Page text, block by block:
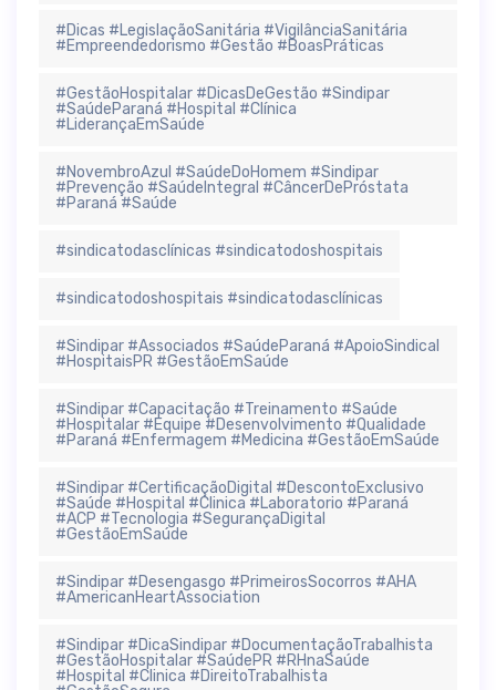
#Dicas #LegislaçãoSanitária #VigilânciaSanitária
#Empreendedorismo #Gestão #BoasPráticas
#GestãoHospitalar #DicasDeGestão #Sindipar
#SaúdeParaná #Hospital #Clínica
#LiderançaEmSaúde
#NovembroAzul #SaúdeDoHomem #Sindipar
#Prevenção #SaúdeIntegral #CâncerDePróstata
#Paraná #Saúde
#sindicatodasclínicas #sindicatodoshospitais
#sindicatodoshospitais #sindicatodasclínicas
#Sindipar #Associados #SaúdeParaná #ApoioSindical
#HospitaisPR #GestãoEmSaúde
#Sindipar #Capacitação #Treinamento #Saúde
#Hospitalar #Equipe #Desenvolvimento #Qualidade
#Paraná #Enfermagem #Medicina #GestãoEmSaúde
#Sindipar #CertificaçãoDigital #DescontoExclusivo
#Saúde #Hospital #Clinica #Laboratorio #Paraná
#ACP #Tecnologia #SegurançaDigital
#GestãoEmSaúde
#Sindipar #Desengasgo #PrimeirosSocorros #AHA
#AmericanHeartAssociation
#Sindipar #DicaSindipar #DocumentaçãoTrabalhista
#GestãoHospitalar #SaúdePR #RHnaSaúde
#Hospital #Clinica #DireitoTrabalhista